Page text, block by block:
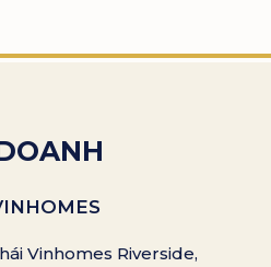
Vinhomes Riverside,